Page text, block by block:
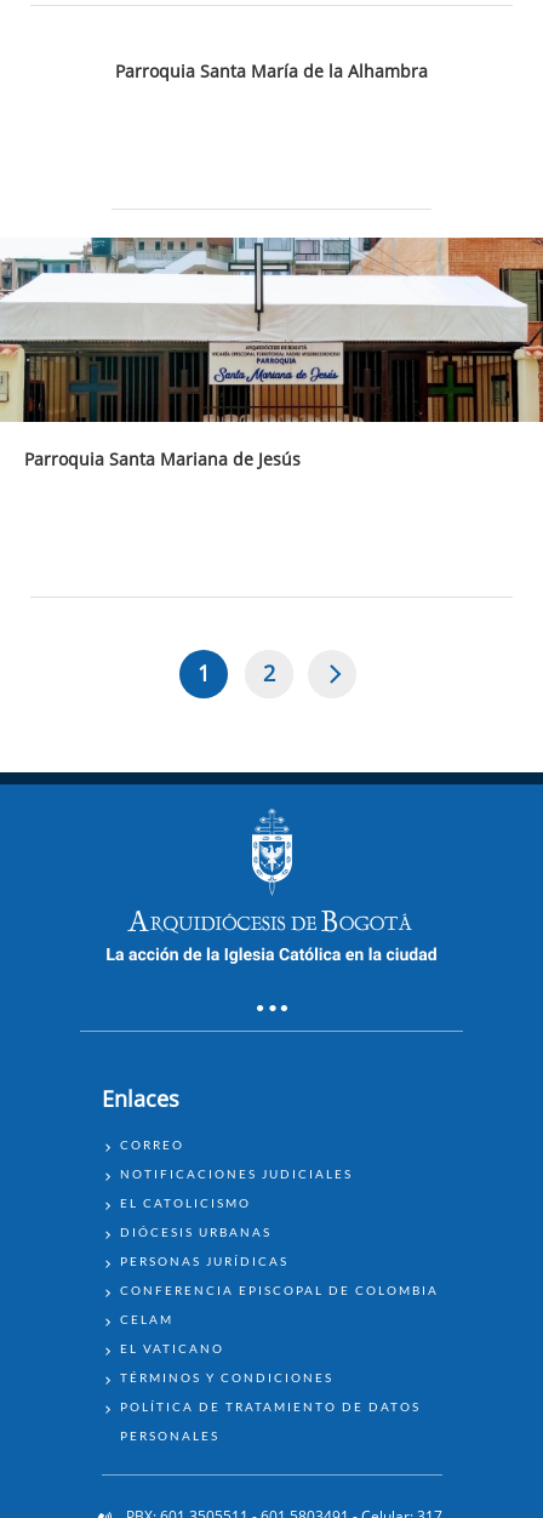
Parroquia Santa María de la Alhambra
Parroquia Santa Mariana de Jesús
Paginación
Página
1 Page
2
Enlaces
ENLACES
CORREO
NOTIFICACIONES JUDICIALES
EL CATOLICISMO
DIÓCESIS URBANAS
PERSONAS JURÍDICAS
CONFERENCIA EPISCOPAL DE COLOMBIA
CELAM
EL VATICANO
TÉRMINOS Y CONDICIONES
POLÍTICA DE TRATAMIENTO DE DATOS
PERSONALES